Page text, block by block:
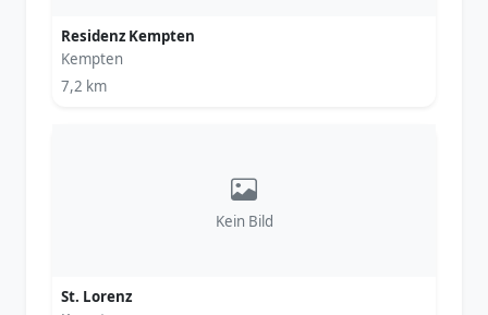
Residenz Kempten
Kempten
7,2 km
Kein Bild
St. Lorenz